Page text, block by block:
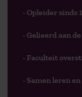
- Opleider sinds
- Gelieerd aan
- Faculteit
- Samen leren